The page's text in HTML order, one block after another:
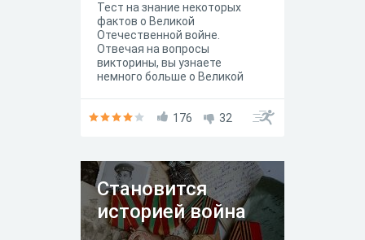
Тест на знание некоторых
фактов о Великой
Отечественной войне.
Отвечая на вопросы
викторины, вы узнаете
немного больше о Великой
176 32
Становится
историей война